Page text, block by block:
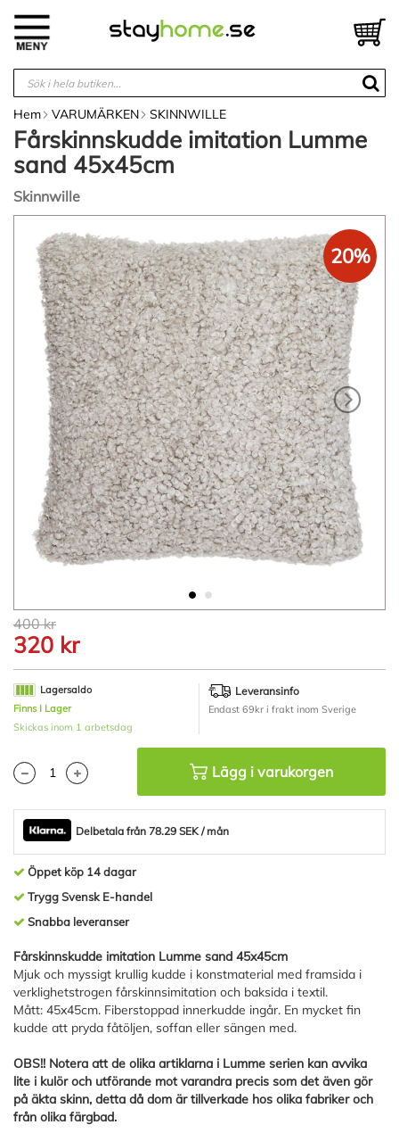
innehållet
Hem VARUMÄRKEN SKINNWILLE
Fårskinnskudde imitation Lumme
sand 45x45cm
Skinnwille
slutet
bildgalleriet
Hoppa
till
början
av
bildgalleriet
20%
400 kr
320 kr
Lagersaldo
Finns I Lager
Skickas inom 1 arbetsdag
Leveransinfo
Endast 69kr i frakt inom Sverige
Lägg i varukorgen
Delbetala från 78.29 SEK / mån
Öppet köp 14 dagar
Trygg Svensk E-handel
Snabba leveranser
Fårskinnskudde imitation Lumme sand 45x45cm
Mjuk och myssigt krullig kudde i konstmaterial med framsida i
verklighetstrogen fårskinnsimitation och baksida i textil.
Mått: 45x45cm. Fiberstoppad innerkudde ingår. En mycket fin
kudde att pryda fåtöljen, soffan eller sängen med.
OBS!! Notera att de olika artiklarna i Lumme serien kan avvika
lite i kulör och utförande mot varandra precis som det även gör
på äkta skinn, detta då dom är tillverkade hos olika fabriker och
från olika färgbad.